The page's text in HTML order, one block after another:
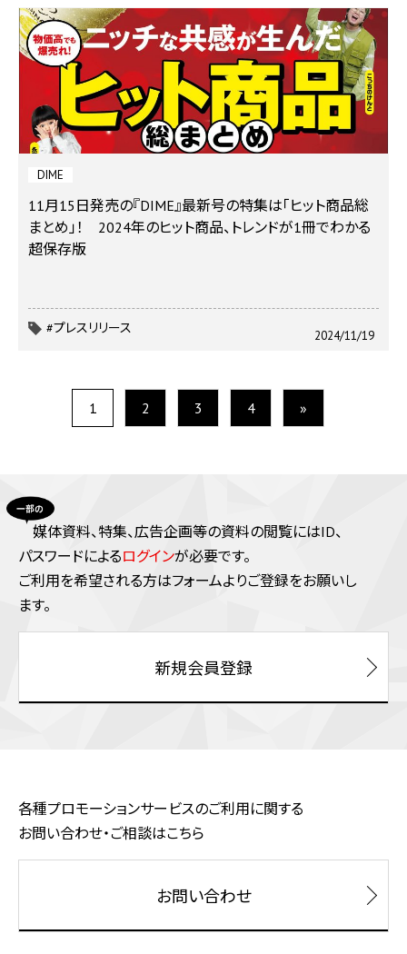
DIME
11月15日発売の『DIME』最新号の特集は「ヒット商品総
まとめ」！ 2024年のヒット商品、トレンドが1冊でわかる
超保存版
2024/11/19
#プレスリリース
1 2 3 4 »
媒体資料、特集、広告企画等の資料の閲覧にはID、
パスワードによるログインが必要です。
ご利⽤を希望される⽅はフォームよりご登録をお願いし
ます。
新規会員登録
各種プロモーションサービスのご利用に関する
お問い合わせ・ご相談はこちら
お問い合わせ